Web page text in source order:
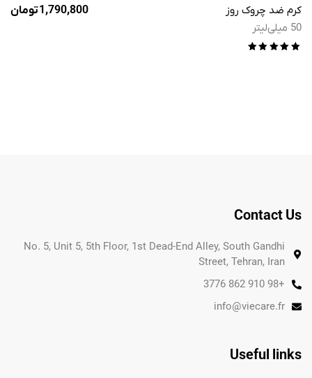
کرم ضد چروک روز 1,790,800تومان
50 میلی‌لیتر
Contact Us
No. 5, Unit 5, 5th Floor, 1st Dead-End Alley, South Gandhi
Street, Tehran, Iran
+98 910 862 3776
info@viecare.fr
Useful links